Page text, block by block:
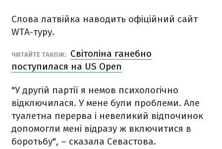
Слова латвійка наводить офіційний сайт
WTA-туру.
ЧИТАЙТЕ ТАКОЖ:
Світоліна ганебно
поступилася на US Open
"У другій партії я немов психологічно
відключилася. У мене були проблеми. Але
туалетна перерва і невеликий відпочинок
допомогли мені відразу ж включитися в
боротьбу", – сказала Севастова.